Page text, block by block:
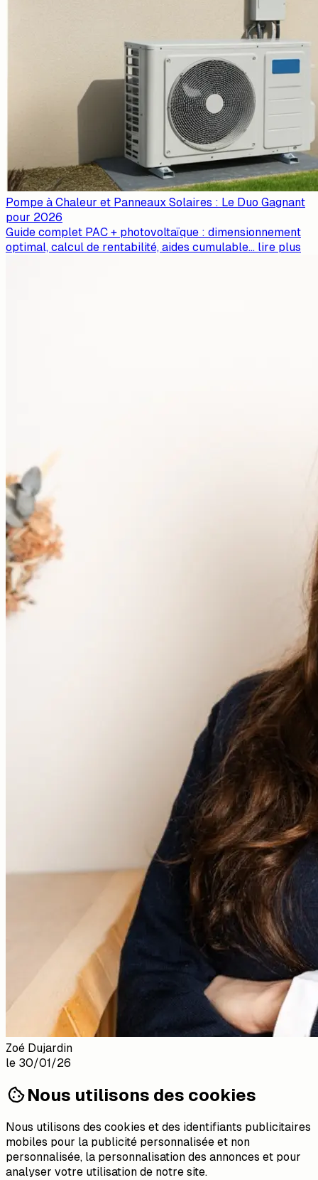
Pompe à Chaleur et Panneaux Solaires : Le Duo Gagnant
pour 2026
Guide complet PAC + photovoltaïque : dimensionnement
optimal, calcul de rentabilité, aides cumulable... lire plus
Zoé Dujardin
le 30/01/26
Nous utilisons des cookies
Nous utilisons des cookies et des identifiants publicitaires
mobiles pour la publicité personnalisée et non
personnalisée, la personnalisation des annonces et pour
analyser votre utilisation de notre site.